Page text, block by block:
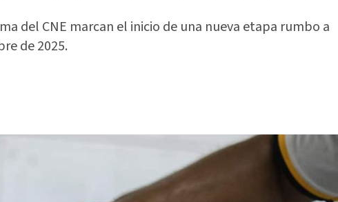
del CNE marcan el inicio de una nueva etapa rumbo a
de 2025.